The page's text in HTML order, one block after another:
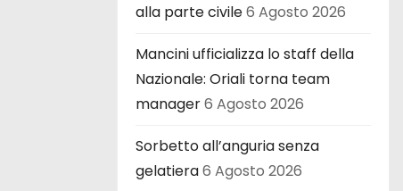
alla parte civile6 Agosto 2026
Mancini ufficializza lo staff della
Nazionale: Oriali torna team
manager6 Agosto 2026
Sorbetto all’anguria senza
gelatiera6 Agosto 2026